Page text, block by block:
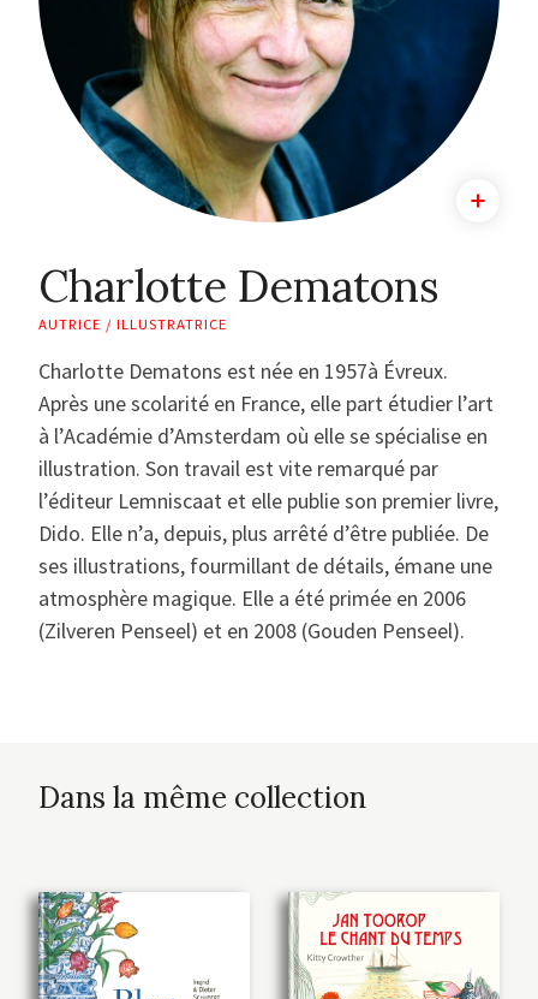
Charlotte Dematons
AUTRICE / ILLUSTRATRICE
Charlotte Dematons est née en 1957à Évreux.
Après une scolarité en France, elle part étudier l’art
à l’Académie d’Amsterdam où elle se spécialise en
illustration. Son travail est vite remarqué par
l’éditeur Lemniscaat et elle publie son premier livre,
Dido. Elle n’a, depuis, plus arrêté d’être publiée. De
ses illustrations, fourmillant de détails, émane une
atmosphère magique. Elle a été primée en 2006
(Zilveren Penseel) et en 2008 (Gouden Penseel).
Dans la même collection